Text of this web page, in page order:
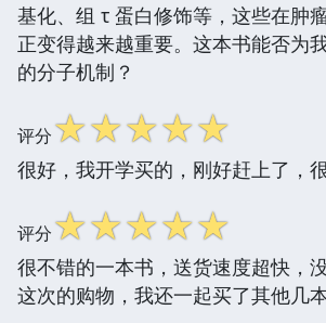
基化、组 τ 蛋白修饰等，这些在肿
正变得越来越重要。这本书能否为
的分子机制？
评分☆☆☆☆☆
很好，我开学买的，刚好赶上了，
评分☆☆☆☆☆
很不错的一本书，送货速度超快，
这次的购物，我还一起买了其他几